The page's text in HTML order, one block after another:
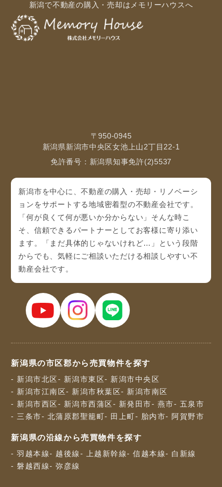
新潟で不動産の購入・売却はメモリーハウスへ
〒950-0945
新潟県新潟市中央区女池上山2丁目22-1
免許番号：新潟県知事免許(2)5537
新潟市を中心に、不動産の購入・売却・リノベーシ
ョンをサポートする地域密着型の不動産会社です。
「何が良くて何が悪いか分からない」そんな時こ
そ、信頼できるパートナーとしてお客様に寄り添い
ます。「まだ具体的じゃないけれど…」という段階
からでも、気軽にご相談いただける相談しやすい不
動産会社です。
新潟県の市区郡から売買物件を探す
- 新潟市北区 - 新潟市東区- 新潟市中央区
- 新潟市江南区- 新潟市秋葉区- 新潟市南区
- 新潟市西区 - 新潟市西蒲区 - 新発田市- 燕市- 五泉市
- 三条市- 北蒲原郡聖籠町- 田上町- 胎内市- 阿賀野市
新潟県の沿線から売買物件を探す
- 羽越本線- 越後線- 上越新幹線- 信越本線- 白新線
- 磐越西線- 弥彦線